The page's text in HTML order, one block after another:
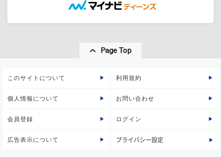
Page Top
このサイトについて 利用規約
個人情報について お問い合わせ
会員登録 ログイン
広告表示について プライバシー設定